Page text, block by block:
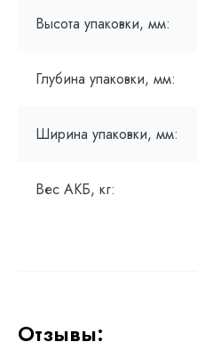
Высота упаковки, мм:
Глубина упаковки, мм:
Ширина упаковки, мм:
Вес АКБ, кг:
Отзывы: